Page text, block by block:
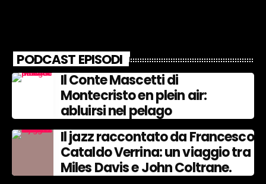
PODCAST EPISODI
Il Conte Mascetti di
Montecristo en plein air:
abluirsi nel pelago
Il jazz raccontato da Francesco
Cataldo Verrina: un viaggio tra
Miles Davis e John Coltrane.